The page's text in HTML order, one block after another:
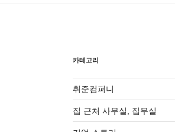
카테고리
취준컴퍼니
집 근처 사무실, 집무실